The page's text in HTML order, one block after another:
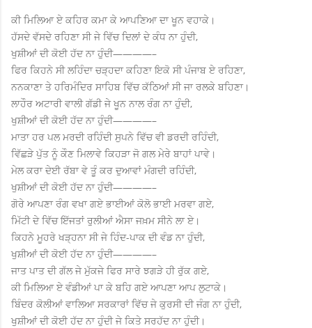
ਕੀ ਮਿਲਿਆ ਏ ਕਹਿਰ ਕਮਾ ਕੇ ਆਪਣਿਆ ਦਾ ਖੂਨ ਵਹਾਕੇ।
ਹੱਸਦੇ ਵੱਸਦੇ ਰਹਿਣਾ ਸੀ ਜੇ ਵਿੱਚ ਦਿਲਾਂ ਦੇ ਕੰਧ ਨਾ ਹੁੰਦੀ,
ਖੁਸ਼ੀਆਂ ਦੀ ਕੋਈ ਹੱਦ ਨਾ ਹੁੰਦੀ————–
ਫਿਰ ਕਿਹਨੇ ਸੀ ਲਹਿੰਦਾ ਚੜ੍ਹਦਾ ਕਹਿਣਾ ਇਕੋ ਸੀ ਪੰਜਾਬ ਏ ਰਹਿਣਾ,
ਨਨਕਾਣਾ ਤੇ ਹਰਿਮੰਦਿਰ ਸਾਹਿਬ ਵਿੱਚ ਕੱਠਿਆਂ ਸੀ ਜਾ ਰਲਕੇ ਬਹਿਣਾ।
ਲਾਹੌਰ ਅਟਾਰੀ ਵਾਲੀ ਗੱਡੀ ਜੇ ਖੂਨ ਨਾਲ ਰੰਗ ਨਾ ਹੁੰਦੀ,
ਖੁਸ਼ੀਆਂ ਦੀ ਕੋਈ ਹੱਦ ਨਾ ਹੁੰਦੀ————–
ਮਾਤਾ ਹਰ ਪਲ ਮਰਦੀ ਰਹਿੰਦੀ ਸੁਪਨੇ ਵਿੱਚ ਵੀ ਡਰਦੀ ਰਹਿੰਦੀ,
ਵਿੱਛੜੇ ਪੁੱਤ ਨੂੰ ਕੌਣ ਮਿਲਾਵੇ ਕਿਹੜਾ ਜੋ ਗਲ ਮੇਰੇ ਬਾਹਾਂ ਪਾਵੇ।
ਮੇਲ ਕਰਾ ਦੇਈ ਰੱਬਾ ਵੇ ਤੂੰ ਕਰ ਦੁਆਵਾਂ ਮੰਗਦੀ ਰਹਿੰਦੀ,
ਖੁਸ਼ੀਆਂ ਦੀ ਕੋਈ ਹੱਦ ਨਾ ਹੁੰਦੀ————–
ਗੋਰੇ ਆਪਣਾ ਰੰਗ ਵਖਾ ਗਏ ਭਾਈਆਂ ਕੋਲੋ ਭਾਈ ਮਰਵਾ ਗਏ,
ਮਿੱਟੀ ਦੇ ਵਿੱਚ ਇੱਜਤਾਂ ਰੁਲੀਆਂ ਐਸਾ ਜਖ਼ਮ ਸੀਨੇ ਲਾ ਏ।
ਕਿਹਨੇ ਮੂਹਰੇ ਖੜ੍ਹਨਾ ਸੀ ਜੇ ਹਿੰਦ-ਪਾਕ ਦੀ ਵੰਡ ਨਾ ਹੁੰਦੀ,
ਖੁਸ਼ੀਆਂ ਦੀ ਕੋਈ ਹੱਦ ਨਾ ਹੁੰਦੀ————–
ਜਾਤ ਪਾਤ ਦੀ ਗੱਲ ਜੇ ਮੁੱਕਜੇ ਫਿਰ ਸਾਰੇ ਝਗੜੇ ਹੀ ਰੁੱਕ ਗਏ,
ਕੀ ਮਿਲਿਆ ਏ ਵੰਡੀਆਂ ਪਾ ਕੇ ਬਹਿ ਗਏ ਆਪਣਾ ਆਪ ਲੁਟਾਕੇ।
ਬਿੰਦਰ ਕੋਲੀਆਂ ਵਾਲਿਆ ਸਰਕਾਰਾਂ ਵਿੱਚ ਜੇ ਕੁਰਸੀ ਦੀ ਜੰਗ ਨਾ ਹੁੰਦੀ,
ਖੁਸ਼ੀਆਂ ਦੀ ਕੋਈ ਹੱਦ ਨਾ ਹੁੰਦੀ ਜੇ ਕਿਤੇ ਸਰਹੱਦ ਨਾ ਹੁੰਦੀ।